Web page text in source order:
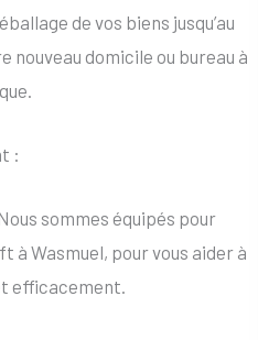
de vos biens jusqu’au
nouveau domicile ou bureau à
:
sommes équipés pour
à Wasmuel, pour vous aider à
efficacement.